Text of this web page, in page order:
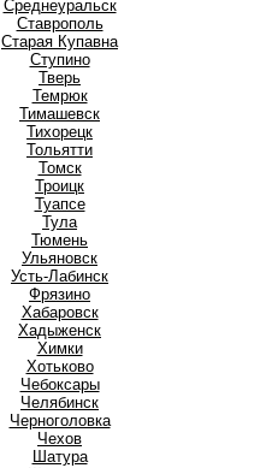
Среднеуральск
Ставрополь
Старая Купавна
Ступино
Тверь
Темрюк
Тимашевск
Тихорецк
Тольятти
Томск
Троицк
Туапсе
Тула
Тюмень
Ульяновск
Усть-Лабинск
Фрязино
Хабаровск
Хадыженск
Химки
Хотьково
Чебоксары
Челябинск
Черноголовка
Чехов
Шатура